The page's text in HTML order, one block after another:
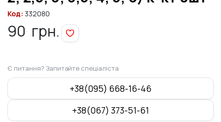
Код: 332080
90 грн.
Є питання? Запитайте спеціаліста
+38(095) 668-16-46
+38(067) 373-51-61